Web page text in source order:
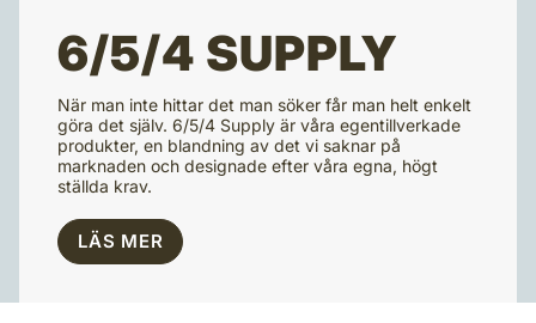
6/5/4 SUPPLY
När man inte hittar det man söker får man helt enkelt
göra det själv. 6/5/4 Supply är våra egentillverkade
produkter, en blandning av det vi saknar på
marknaden och designade efter våra egna, högt
ställda krav.
LÄS MER